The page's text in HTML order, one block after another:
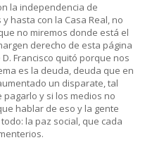
la independencia de
hasta con la Casa Real, no
no miremos donde está el
derecho de esta página
Francisco quitó porque nos
es la deuda, deuda que en
un disparate, tal
y si los medios no
hablar de eso y la gente
la paz social, que cada